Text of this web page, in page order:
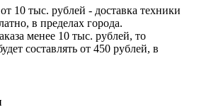
10 тыс. рублей - доставка техники
в пределах города.
менее 10 тыс. рублей, то
составлять от 450 рублей, в